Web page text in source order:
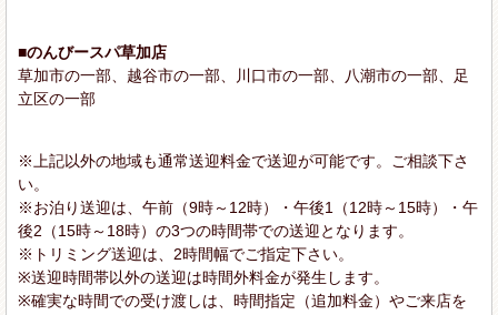
■のんびースパ草加店
草加市の一部、越谷市の一部、川口市の一部、八潮市の一部、足
立区の一部
※上記以外の地域も通常送迎料金で送迎が可能です。ご相談下さ
い。
※お泊り送迎は、午前（9時～12時）・午後1（12時～15時）・午
後2（15時～18時）の3つの時間帯での送迎となります。
※トリミング送迎は、2時間幅でご指定下さい。
※送迎時間帯以外の送迎は時間外料金が発生します。
※確実な時間での受け渡しは、時間指定（追加料金）やご来店を